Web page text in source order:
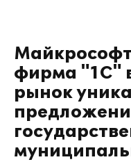
фирма "1С"
рынок